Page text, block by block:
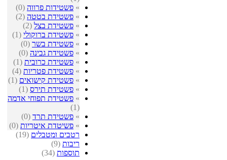
» פשטידות פרווה (0)
» פשטידת בטטה (2)
» פשטידת בצל (2)
» פשטידת ברוקולי (1)
» פשטידת בשר (0)
» פשטידת גבינה (0)
» פשטידת כרובית (1)
» פשטידת פטריות (4)
» פשטידת קישואים (1)
» פשטידת תירס (1)
» פשטידת תפוחי אדמה
(1)
» פשטידת תרד (0)
» פשיטדת איטריות (0)
רטבים ומטבלים (19)
ריבות (9)
תוספות (34)